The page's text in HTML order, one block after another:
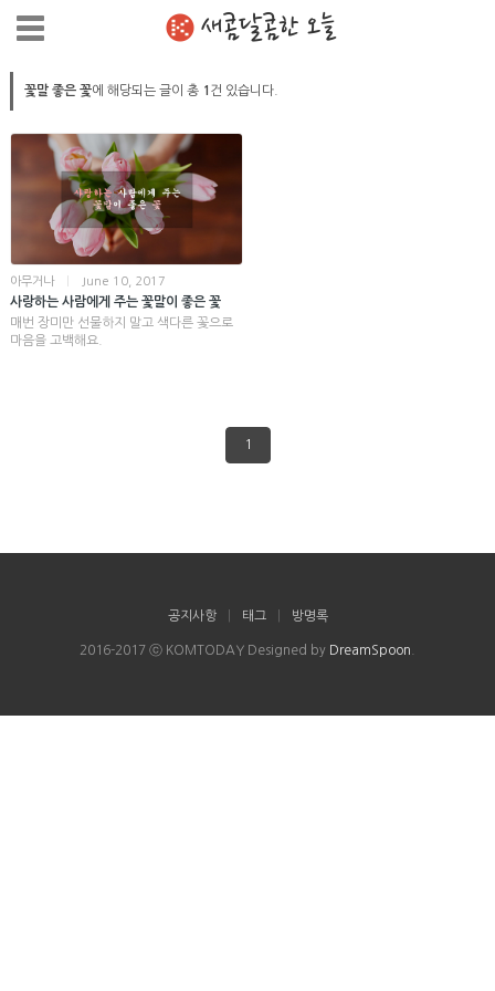
새콤달콤한 오늘
꽃말 좋은 꽃에 해당되는 글이 총 1 건 있습니다.
아무거나 June 10, 2017
사랑하는 사람에게 주는 꽃말이 좋은 꽃
매번 장미만 선물하지 말고 색다른 꽃으로
마음을 고백해요.
1
공지사항 태그 방명록
2016-2017 ⓒ KOMTODAY Designed by DreamSpoon